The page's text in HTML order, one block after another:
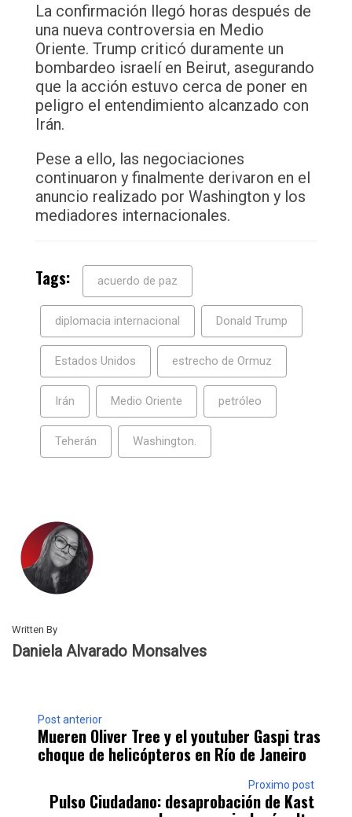
La confirmación llegó horas después de
una nueva controversia en Medio
Oriente. Trump criticó duramente un
bombardeo israelí en Beirut, asegurando
que la acción estuvo cerca de poner en
peligro el entendimiento alcanzado con
Irán.
Pese a ello, las negociaciones
continuaron y finalmente derivaron en el
anuncio realizado por Washington y los
mediadores internacionales.
Tags: acuerdo de paz
diplomacia internacional Donald Trump
Estados Unidos estrecho de Ormuz
Irán Medio Oriente petróleo
Teherán Washington.
Written By
Daniela Alvarado Monsalves
Post anterior
Mueren Oliver Tree y el youtuber Gaspi tras
choque de helicópteros en Río de Janeiro
Proximo post
Pulso Ciudadano: desaprobación de Kast